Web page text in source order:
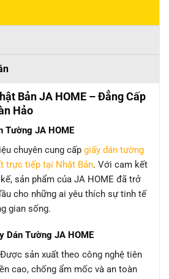
Bản JA HOME – Đẳng Cấp
Hảo
Tường JA HOME
chuyên cung cấp giấy dán tường
trực tiếp tại Nhật Bản. Với cam kết
sản phẩm của JA HOME đã trở
cho những ai yêu thích sự tinh tế
gian sống.
Dán Tường JA HOME
sản xuất theo công nghệ tiên
cao, chống ẩm mốc và an toàn